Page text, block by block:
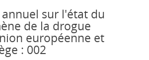
sur l'état du
de la drogue
européenne et
: 002